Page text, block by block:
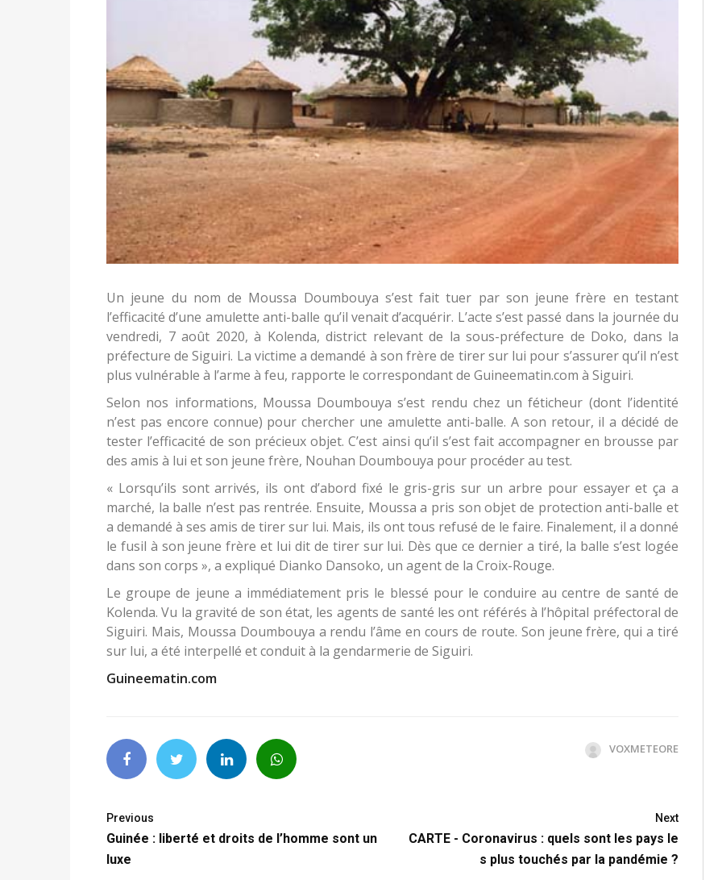
Un jeune du nom de Moussa Doumbouya s’est fait tuer par son jeune frère en testant
l’efficacité d’une amulette anti-balle qu’il venait d’acquérir. L’acte s’est passé dans la journée du
vendredi, 7 août 2020, à Kolenda, district relevant de la sous-préfecture de Doko, dans la
préfecture de Siguiri. La victime a demandé à son frère de tirer sur lui pour s’assurer qu’il n’est
plus vulnérable à l’arme à feu, rapporte le correspondant de Guineematin.com à Siguiri.
Selon nos informations, Moussa Doumbouya s’est rendu chez un féticheur (dont l’identité
n’est pas encore connue) pour chercher une amulette anti-balle. A son retour, il a décidé de
tester l’efficacité de son précieux objet. C’est ainsi qu’il s’est fait accompagner en brousse par
des amis à lui et son jeune frère, Nouhan Doumbouya pour procéder au test.
« Lorsqu’ils sont arrivés, ils ont d’abord fixé le gris-gris sur un arbre pour essayer et ça a
marché, la balle n’est pas rentrée. Ensuite, Moussa a pris son objet de protection anti-balle et
a demandé à ses amis de tirer sur lui. Mais, ils ont tous refusé de le faire. Finalement, il a donné
le fusil à son jeune frère et lui dit de tirer sur lui. Dès que ce dernier a tiré, la balle s’est logée
dans son corps », a expliqué Dianko Dansoko, un agent de la Croix-Rouge.
Le groupe de jeune a immédiatement pris le blessé pour le conduire au centre de santé de
Kolenda. Vu la gravité de son état, les agents de santé les ont référés à l’hôpital préfectoral de
Siguiri. Mais, Moussa Doumbouya a rendu l’âme en cours de route. Son jeune frère, qui a tiré
sur lui, a été interpellé et conduit à la gendarmerie de Siguiri.
Guineematin.com
VOXMETEORE
Previous
Guinée : liberté et droits de l’homme sont un
luxe
Next
CARTE - Coronavirus : quels sont les pays le
s plus touchés par la pandémie ?